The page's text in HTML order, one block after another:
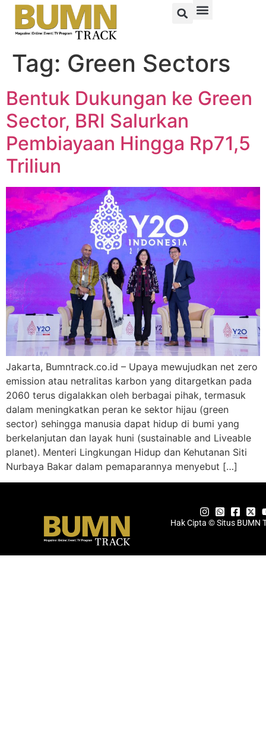
Tag: Green Sectors
Bentuk Dukungan ke Green
Sector, BRI Salurkan
Pembiayaan Hingga Rp71,5
Triliun
Jakarta, Bumntrack.co.id – Upaya mewujudkan net zero
emission atau netralitas karbon yang ditargetkan pada
2060 terus digalakkan oleh berbagai pihak, termasuk
dalam meningkatkan peran ke sektor hijau (green
sector) sehingga manusia dapat hidup di bumi yang
berkelanjutan dan layak huni (sustainable and Liveable
planet). Menteri Lingkungan Hidup dan Kehutanan Siti
Nurbaya Bakar dalam pemaparannya menyebut […]
Hak Cipta © Situs BUMN